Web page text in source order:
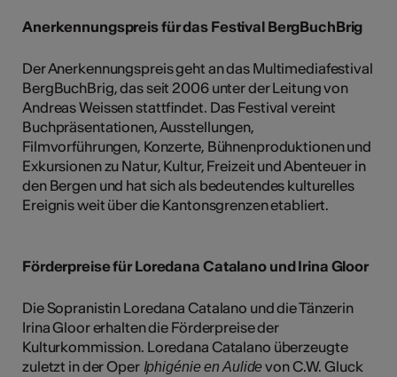
Anerkennungspreis für das Festival BergBuchBrig
Der Anerkennungspreis geht an das Multimediafestival
BergBuchBrig, das seit 2006 unter der Leitung von
Andreas Weissen stattfindet. Das Festival vereint
Buchpräsentationen, Ausstellungen,
Filmvorführungen, Konzerte, Bühnenproduktionen und
Exkursionen zu Natur, Kultur, Freizeit und Abenteuer in
den Bergen und hat sich als bedeutendes kulturelles
Ereignis weit über die Kantonsgrenzen etabliert.
Förderpreise für Loredana Catalano und Irina Gloor
Die Sopranistin Loredana Catalano und die Tänzerin
Irina Gloor erhalten die Förderpreise der
Kulturkommission. Loredana Catalano überzeugte
zuletzt in der OperIphigénie en Aulidevon C.W. Gluck